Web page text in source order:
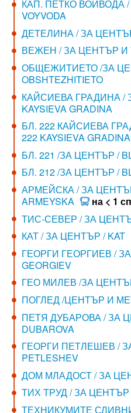
КАП. ПЕТКО ВОЙВОДА /
VOYVODA
ДЕТЕЛИНА / ЗА
ВЕЖЕН / ЗА ЦЕНТЪР И
ОБЩЕЖИТИЕТО /ЗА
OBSHTEZHITIETO
КАЙСИЕВА ГРАДИНА /
KAYSIEVA GRADINA
БЛ. 222 КАЙСИЕВА
222 KAYSIEVA GRADINA
БЛ. 221 /ЗА ЦЕНТЪР /
БЛ. 212 /ЗА ЦЕНТЪР /
АРМЕЙСКА / ЗА
ARMEYSKA
на < 1
ТИС-СЕВЕР / ЗА
КАТ / ЗА ЦЕНТЪР / KAT
ГЕОРГИ ГЕОРГИЕВ /
GEORGIEV
ГЕО МИЛЕВ /ЗА
ПОГЛЕД /ЦЕНТЪР И
ПЕТЯ ДУБАРОВА / ЗА
DUBAROVA
ГЕОРГИ ПЕТЛЕШЕВ /
PETLESHEV
ДОМ МЛАДОСТ / ЗА
ТИХ ТРУД / ЗА ЦЕНТЪР
ТЕХНИКУМИТЕ